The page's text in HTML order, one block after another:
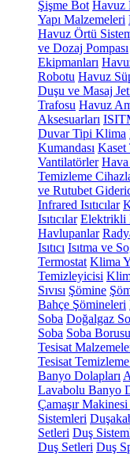
Şişme Bot Havuz
Yapı Malzemeleri
Havuz Örtü
ve Dozaj Pompası
Ekipmanları
Robotu Havuz
Duşu ve Masaj
Trafosu Havuz
Aksesuarları
Duvar Tipi Klima
Kumandası
Vantilatörler
Temizleme
ve Rutubet
Infrared Isıtıcılar
Isıtıcılar Elektrikli
Havlupanlar
Isıtıcı Isıtma ve
Termostat Klima
Temizleyicisi
Sıvısı Şömine
Bahçe Şömineleri
Soba Doğalgaz
Soba Soba
Tesisat
Tesisat Temizleme
Banyo Dolapları
Lavabolu Banyo
Çamaşır
Sistemleri
Setleri Duş
Duş Setleri Duş